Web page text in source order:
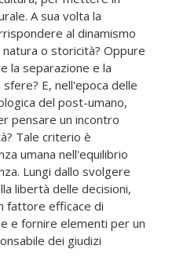
A sua volta la
al dinamismo
natura o storicità? Oppure
la separazione e la
E, nell'epoca delle
del post-umano,
pensare un incontro
Tale criterio è
umana nell'equilibrio
Lungi dallo svolgere
libertà delle decisioni,
fattore efficace di
e fornire elementi per un
dei giudizi